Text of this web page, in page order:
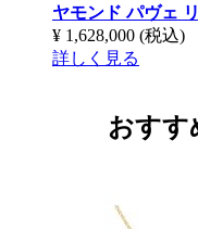
ヤモンド パヴェ
¥ 1,628,000 (税込)
詳しく見る
おすす